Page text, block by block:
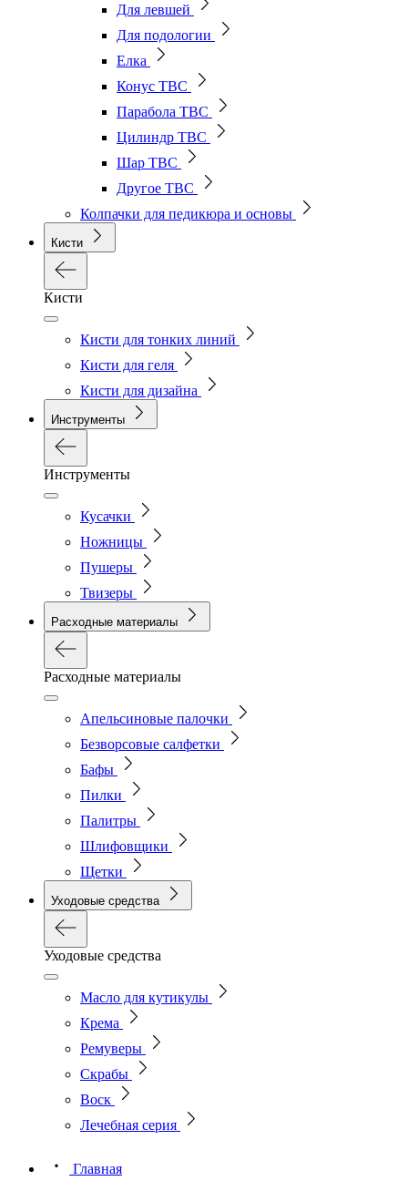
Для левшей
Для подологии
Елка
Конус ТВС
Парабола ТВС
Цилиндр ТВС
Шар ТВС
Другое ТВС
Колпачки для педикюра и основы
Кисти
Кисти
Кисти для тонких линий
Кисти для геля
Кисти для дизайна
Инструменты
Инструменты
Кусачки
Ножницы
Пушеры
Твизеры
Расходные материалы
Расходные материалы
Апельсиновые палочки
Безворсовые салфетки
Бафы
Пилки
Палитры
Шлифовщики
Щетки
Уходовые средства
Уходовые средства
Масло для кутикулы
Крема
Ремуверы
Скрабы
Воск
Лечебная серия
Главная